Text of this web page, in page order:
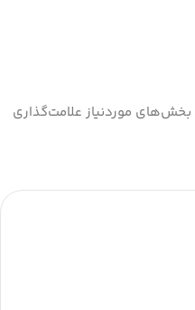
بخش‌های موردنیاز علامت‌گذاری